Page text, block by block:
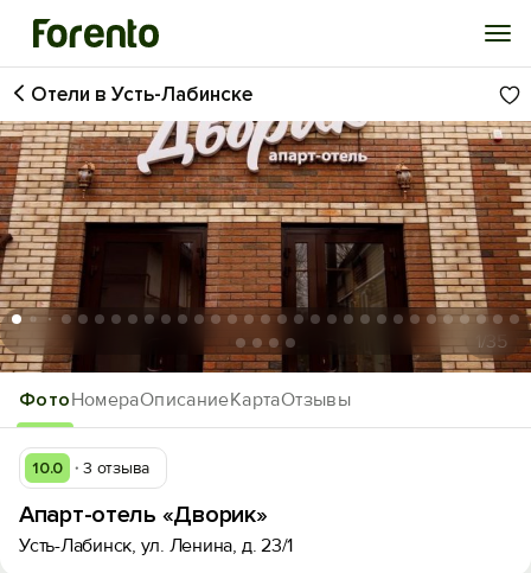
Войти
Избранное
История просмотра
Добавить свой объект
ФотоНомераОписаниеКартаОтзывы
Отели в Усть-Лабинске
1/35
10.0 3 отзыва
Апарт-отель «Дворик»
Усть-Лабинск, ул. Ленина, д. 23/1